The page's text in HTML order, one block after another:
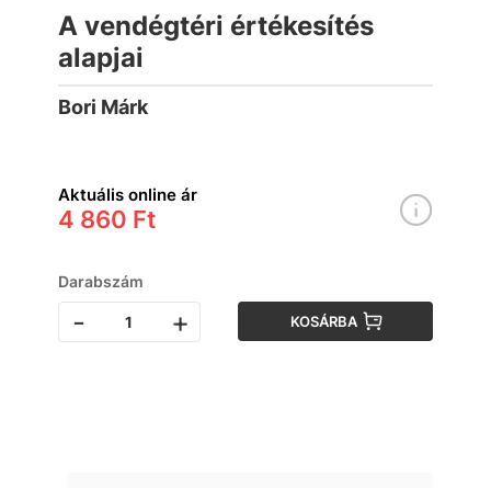
A vendégtéri értékesítés
alapjai
Bori Márk
Aktuális online ár
4 860 Ft
Darabszám
- + KOSÁRBA